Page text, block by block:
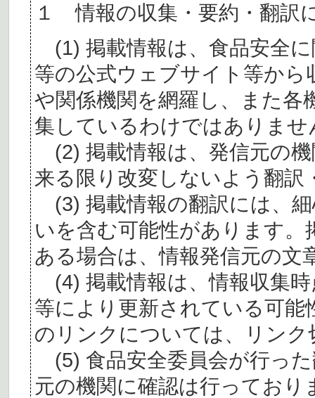
１ 情報の収集・要約・翻訳
(1) 掲載情報は、食品安全
等の公式ウェブサイト等か
や関係機関を網羅し、また各
集しているわけではありませ
(2) 掲載情報は、発信元の
来る限り改変しないよう翻訳
(3) 掲載情報の翻訳には、
いを含む可能性があります。
ある場合は、情報発信元の文
(4) 掲載情報は、情報収集
等により更新されている可
のリンクについては、リン
(5) 食品安全委員会が行っ
元の機関に確認は行っており